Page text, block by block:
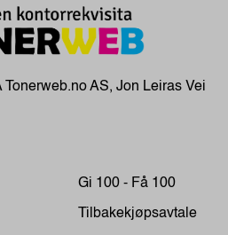
Tonerweb.no AS, Jon Leiras Vei
Gi 100 - Få 100
Tilbakekjøpsavtale